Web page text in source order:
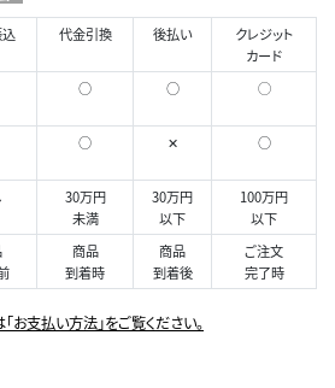
代金引換 後払い
クレジット
カード
○ ○ ◯
○ ✕ ○
30万円
未満
30万円
以下
100万円
以下
商品
到着時
商品
到着後
ご注文
完了時
支払い方法」をご覧ください。